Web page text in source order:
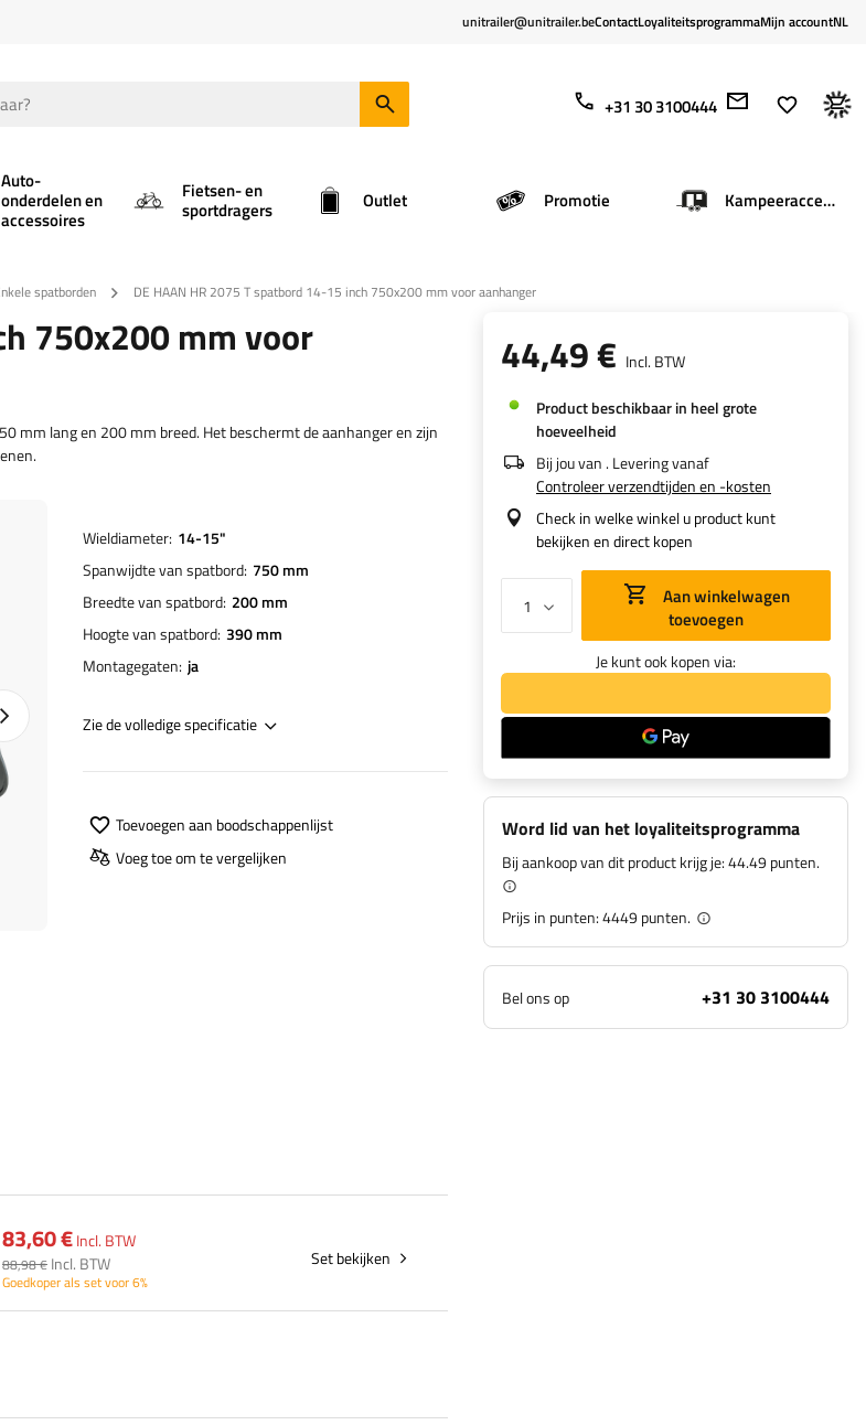
unitrailer@unitrailer.beContactLoyaliteitsprogrammaMijn accountNL
+31 30 3100444
Auto-
onderdelen en
accessoires
Fietsen- en
sportdragers Outlet Promotie Kampeeraccessoires
spatborden DE HAAN HR 2075 T spatbord 14-15 inch 750x200 mm voor aanhanger
750x200 mm voor
mm lang en 200 mm breed. Het beschermt de aanhanger en zijn
Naprawa produktu
Wieldiameter 14-15"
Spanwijdte van spatbord 750 mm
Breedte van spatbord 200 mm
Hoogte van spatbord 390 mm
Montagegaten ja
Zie de volledige specificatie
Toevoegen aan boodschappenlijst
Voeg toe om te vergelijken
44,49 € Incl. BTW
Product beschikbaar in heel grote
hoeveelheid
Bij jou van . Levering vanaf
Controleer verzendtijden en -kosten
Check in welke winkel u product kunt
bekijken en direct kopen
toevoegen
Je kunt ook kopen via:
Word lid van het loyaliteitsprogramma
Bij aankoop van dit product krijg je:44.49 punten.
Prijs in punten:4449punten.
Bel ons op +31 30 3100444
83,60 €Incl. BTW
88,98 € Incl. BTW
Goedkoper als set voor 6%
Set bekijken